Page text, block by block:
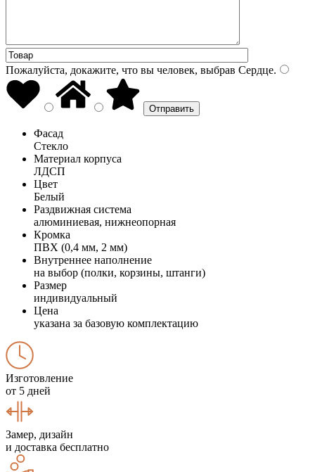
Пожалуйста, докажите, что вы человек, выбрав Сердце.
Фасад
Стекло
Материал корпуса
ЛДСП
Цвет
Белый
Раздвижная система
алюминиевая, нижнеопорная
Кромка
ПВХ (0,4 мм, 2 мм)
Внутреннее наполнение
на выбор (полки, корзины, штанги)
Размер
индивидуальный
Цена
указана за базовую комплектацию
Изготовление
от 5 дней
Замер, дизайн
и доставка бесплатно